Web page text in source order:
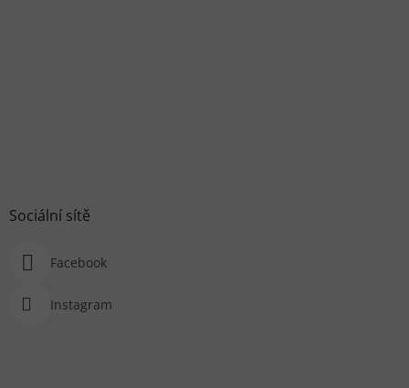
Sociální sítě
Facebook
Instagram